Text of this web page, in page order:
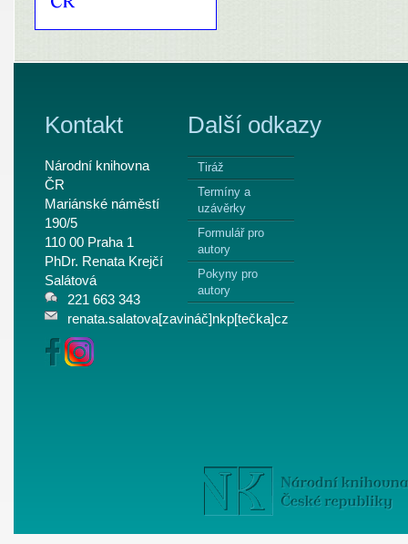
Kontakt
Národní knihovna
ČR
Mariánské náměstí
190/5
110 00 Praha 1
PhDr. Renata Krejčí
Salátová
221 663 343
renata.salatova[zavináč]nkp[tečka]cz
Další odkazy
Tiráž
Termíny a
uzávěrky
Formulář pro
autory
Pokyny pro
autory